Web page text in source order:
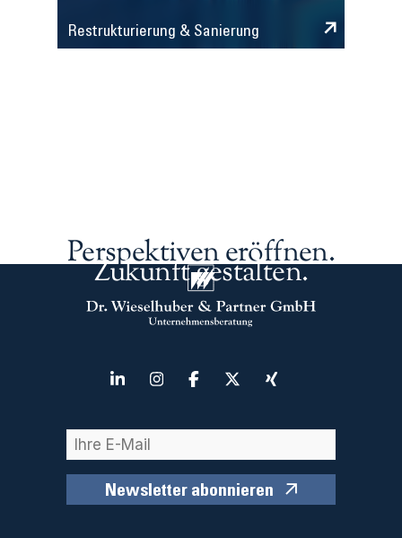
Restrukturierung & Sanierung
Newsletter abonnieren
Perspektiven eröffnen.
Zukunft gestalten.